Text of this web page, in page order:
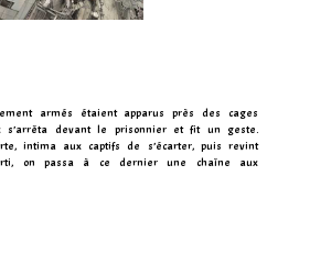
armés étaient apparus près des cages
s’arrêta devant le prisonnier et fit un geste.
intima aux captifs de s’écarter, puis revint
on passa à ce dernier une chaîne aux